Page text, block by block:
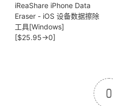
iReaShare iPhone Data
Eraser - iOS 设备数据擦除
工具[Windows]
[$25.95→0]
0